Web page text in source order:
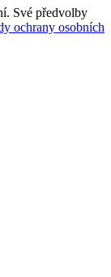
Své předvolby
ochrany osobních